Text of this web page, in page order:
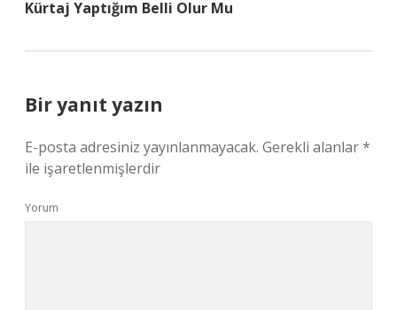
Kürtaj Yaptığım Belli Olur Mu
Bir yanıt yazın
E-posta adresiniz yayınlanmayacak. Gerekli alanlar*
ile işaretlenmişlerdir
Yorum